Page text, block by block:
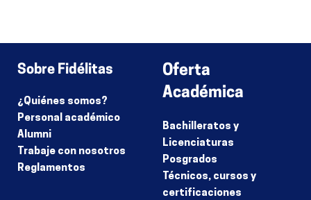
Sobre Fidélitas
¿Quiénes somos?
Personal académico
Alumni
Trabaje con nosotros
Reglamentos
Oferta
Académica
Bachilleratos y
Licenciaturas
Posgrados
Técnicos, cursos y
certificaciones